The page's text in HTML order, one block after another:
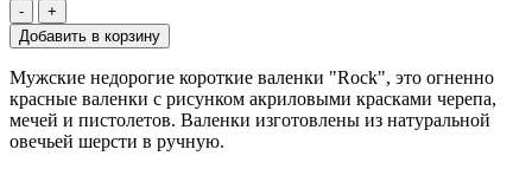
- +
Мужские недорогие короткие валенки "Rock", это огненно
красные валенки с рисунком акриловыми красками черепа,
мечей и пистолетов. Валенки изготовлены из натуральной
овечьей шерсти в ручную.